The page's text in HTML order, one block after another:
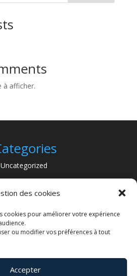
des cookies
cookies pour améliorer votre expérience
ou modifier vos préférences à tout
Accepter
à afficher.
Uncategorized